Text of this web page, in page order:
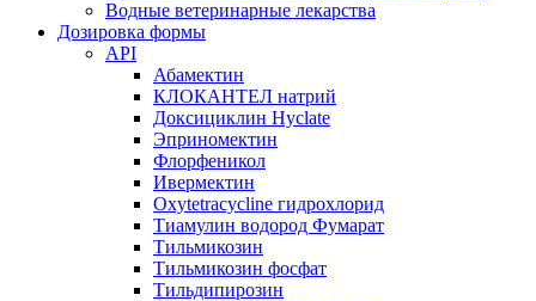
Водные ветеринарные лекарства
Дозировка формы
API
Абамектин
КЛОКАНТЕЛ натрий
Доксициклин Hyclate
Эприномектин
Флорфеникол
Ивермектин
Oxytetracycline гидрохлорид
Тиамулин водород Фумарат
Тильмикозин
Тильмикозин фосфат
Тильдипирозин